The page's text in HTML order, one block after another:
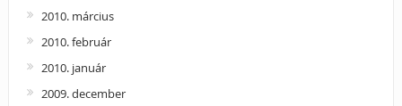
2010. március
2010. február
2010. január
2009. december